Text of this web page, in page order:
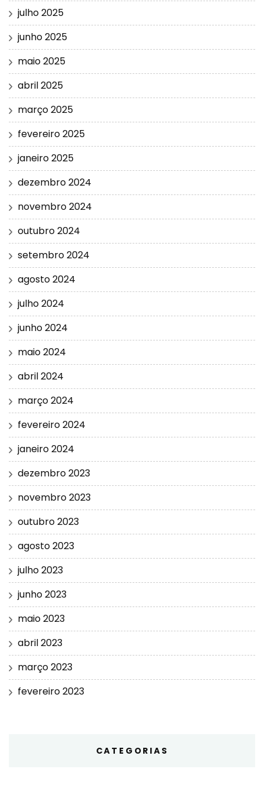
julho 2025
junho 2025
maio 2025
abril 2025
março 2025
fevereiro 2025
janeiro 2025
dezembro 2024
novembro 2024
outubro 2024
setembro 2024
agosto 2024
julho 2024
junho 2024
maio 2024
abril 2024
março 2024
fevereiro 2024
janeiro 2024
dezembro 2023
novembro 2023
outubro 2023
agosto 2023
julho 2023
junho 2023
maio 2023
abril 2023
março 2023
fevereiro 2023
CATEGORIAS